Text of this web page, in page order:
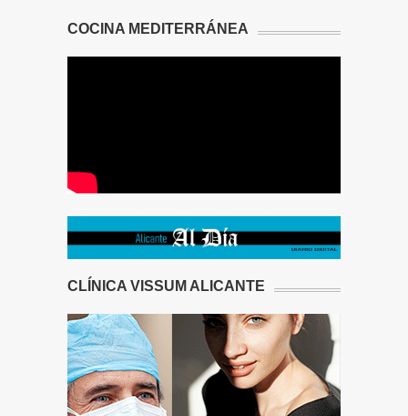
COCINA MEDITERRÁNEA
CLÍNICA VISSUM ALICANTE